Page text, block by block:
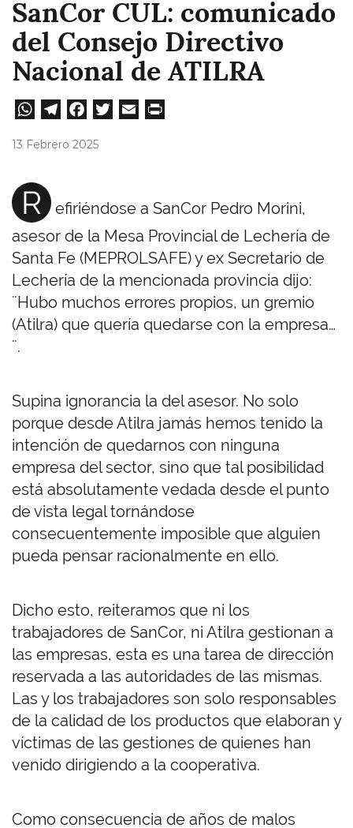
SanCor CUL: comunicado
del Consejo Directivo
Nacional de ATILRA
W
A
pp
Te
m
Fa
13 Febrero 2025
R
efiriéndose a SanCor Pedro Morini,
asesor de la Mesa Provincial de Lechería de
Santa Fe (MEPROLSAFE) y ex Secretario de
Lechería de la mencionada provincia dijo:
¨Hubo muchos errores propios, un gremio
(Atilra) que quería quedarse con la empresa…
¨.
Supina ignorancia la del asesor. No solo
porque desde Atilra jamás hemos tenido la
intención de quedarnos con ninguna
empresa del sector, sino que tal posibilidad
está absolutamente vedada desde el punto
de vista legal tornándose
consecuentemente imposible que alguien
pueda pensar racionalmente en ello.
Dicho esto, reiteramos que ni los
trabajadores de SanCor, ni Atilra gestionan a
las empresas, esta es una tarea de dirección
reservada a las autoridades de las mismas.
Las y los trabajadores son solo responsables
de la calidad de los productos que elaboran y
víctimas de las gestiones de quienes han
venido dirigiendo a la cooperativa.
Como consecuencia de años de malos